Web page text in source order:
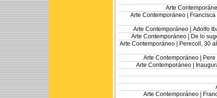
Arte
Arte Contemporáneo |
Arte Contemporáneo | Adolfo
Arte Contemporáneo |
De lo
Arte Contemporáneo |
Perecoll, 30
Arte Contemporáneo |
Arte Contemporáneo |
Arte Contemporáneo |